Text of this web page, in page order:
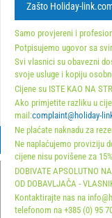
Zašto Holiday-
Samo provjereni i
Potpisujemo ugovor sa
Svi vlasnici su obavezni
svoje usluge i kopiju
Cijene su ISTE KAO NA
Ako primjetite razliku u
mail:complaint@holiday-
Ne plaćate naknadu za
Ne naplaćujemo proviziju
cijene nisu povišene za
DOBIVATE APSOLUTNO
OD DOBAVLJAČA -
Kontaktirajte nas na
telefonom na +385 (0) 95